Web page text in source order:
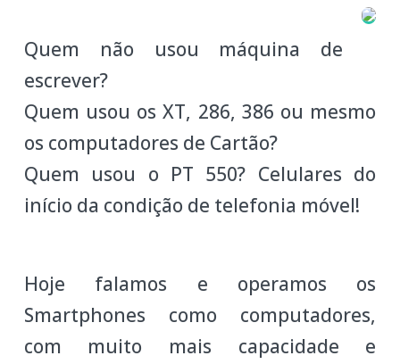
Quem não usou máquina de
escrever?
Quem usou os XT, 286, 386 ou mesmo
os computadores de Cartão?
Quem usou o PT 550? Celulares do
início da condição de telefonia móvel!
Hoje falamos e operamos os
Smartphones como computadores,
com muito mais capacidade e